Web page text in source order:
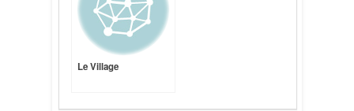
Le Village